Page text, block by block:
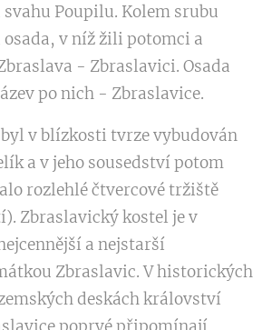
Poupilu. Kolem srubu
v níž žili potomci a
- Zbraslavici. Osada
po nich - Zbraslavice.
byl v blízkosti tvrze vybudován
a v jeho sousedství potom
rozlehlé čtvercové tržiště
Zbraslavický kostel je v
a nejstarší
Zbraslavic. V historických
deskách království